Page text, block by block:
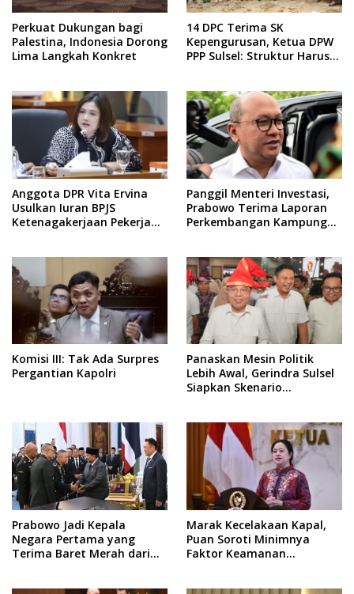
Perkuat Dukungan bagi
Palestina, Indonesia Dorong
Lima Langkah Konkret
14 DPC Terima SK
Kepengurusan, Ketua DPW
PPP Sulsel: Struktur Harus
Anggota DPR Vita Ervina
Usulkan Iuran BPJS
Ketenagakerjaan Pekerja
Panggil Menteri Investasi,
Prabowo Terima Laporan
Perkembangan Kampung
Komisi III: Tak Ada Surpres
Pergantian Kapolri
Panaskan Mesin Politik
Lebih Awal, Gerindra Sulsel
Siapkan Skenario
Prabowo Jadi Kepala
Negara Pertama yang
Terima Baret Merah dari
Marak Kecelakaan Kapal,
Puan Soroti Minimnya
Faktor Keamanan